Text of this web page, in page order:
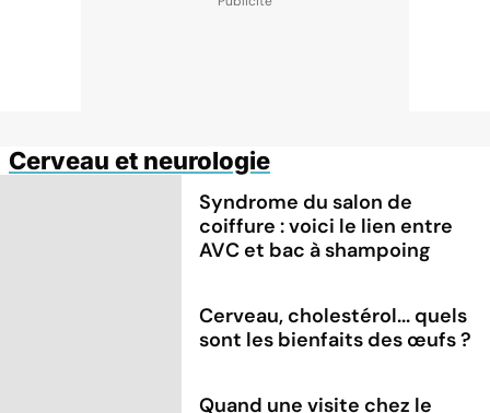
Cerveau et neurologie
Syndrome du salon de
coiffure : voici le lien entre
AVC et bac à shampoing
Cerveau, cholestérol... quels
sont les bienfaits des œufs ?
Quand une visite chez le